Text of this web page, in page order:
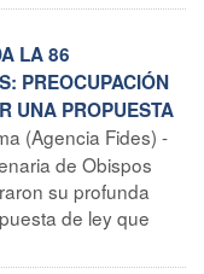
LA 86
PREOCUPACIÓN
UNA PROPUESTA
(Agencia Fides) -
de Obispos
su profunda
de ley que